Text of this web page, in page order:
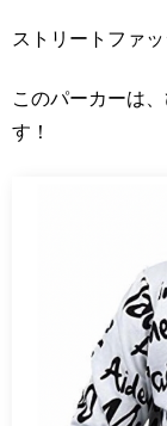
ストリートファ
このパーカーは
す！